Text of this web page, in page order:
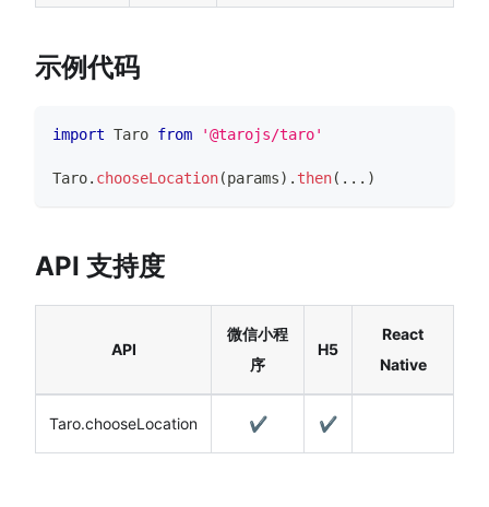
示例代码
import Taro from '@tarojs/taro'
Taro. chooseLocation(params) . then( ... )
API 支持度
API
微信小程
序
H5
React
Native
Taro.chooseLocation ✔️ ✔️